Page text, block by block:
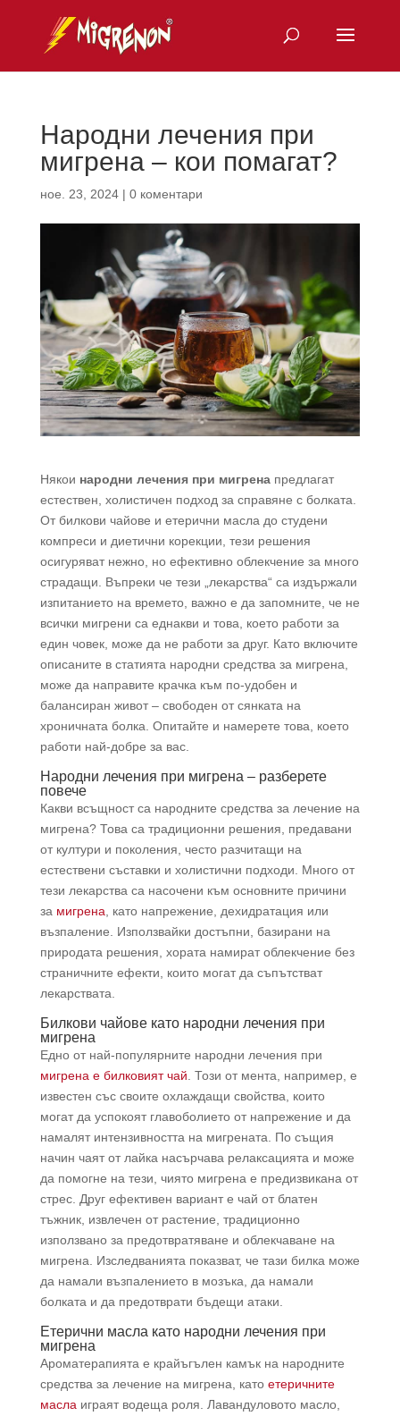
Народни лечения при
мигрена – кои помагат?
ное. 23, 2024| 0 коментари
Някои народни лечения при мигренапредлагат
естествен, холистичен подход за справяне с болката.
От билкови чайове и етерични масла до студени
компреси и диетични корекции, тези решения
осигуряват нежно, но ефективно облекчение за много
страдащи. Въпреки че тези „лекарства“ са издържали
изпитанието на времето, важно е да запомните, че не
всички мигрени са еднакви и това, което работи за
един човек, може да не работи за друг. Като включите
описаните в статията народни средства за мигрена,
може да направите крачка към по-удобен и
балансиран живот – свободен от сянката на
хроничната болка. Опитайте и намерете това, което
работи най-добре за вас.
Народни лечения при мигрена – разберете
повече
Какви всъщност са народните средства за лечение на
мигрена? Това са традиционни решения, предавани
от култури и поколения, често разчитащи на
естествени съставки и холистични подходи. Много от
тези лекарства са насочени към основните причини
за мигрена , като напрежение, дехидратация или
възпаление. Използвайки достъпни, базирани на
природата решения, хората намират облекчение без
страничните ефекти, които могат да съпътстват
лекарствата.
Билкови чайове като народни лечения при
мигрена
Едно от най-популярните народни лечения при
мигрена е билковият чай . Този от мента, например, е
известен със своите охлаждащи свойства, които
могат да успокоят главоболието от напрежение и да
намалят интензивността на мигрената. По същия
начин чаят от лайка насърчава релаксацията и може
да помогне на тези, чиято мигрена е предизвикана от
стрес. Друг ефективен вариант е чай от блатен
тъжник, извлечен от растение, традиционно
използвано за предотвратяване и облекчаване на
мигрена. Изследванията показват, че тази билка може
да намали възпалението в мозъка, да намали
болката и да предотврати бъдещи атаки.
Етерични масла като народни лечения при
мигрена
Ароматерапията е крайъгълен камък на народните
средства за лечение на мигрена, като етеричните
масла играят водеща роля. Лавандуловото масло,